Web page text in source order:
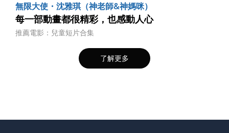
無限大使・沈雅琪（神老師&神媽咪）
每一部動畫都很精彩，也感動人心
推薦電影：兒童短片合集
了解更多